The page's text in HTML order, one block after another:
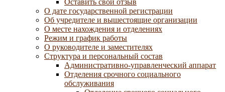
Оставить свой отзыв
О дате государственной регистрации
Об учредителе и вышестоящие организации
О месте нахождения и отделениях
Режим и график работы
О руководителе и заместителях
Структура и персональный состав
Административно-управленческий аппарат
Отделения срочного социального
обслуживания